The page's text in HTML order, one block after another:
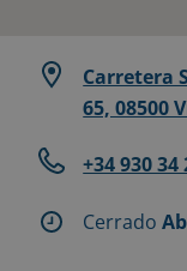
Carretera
65, 08500
+34 930 34
Cerrado